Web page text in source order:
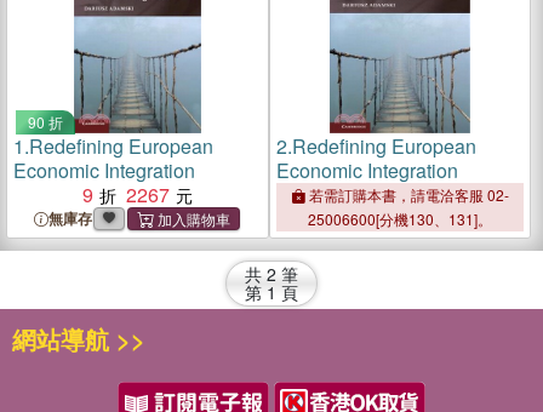
90 折
1.Redefining European
Economic Integration
9
2267
無庫存
2.Redefining European
Economic Integration
若需訂購本書，請電洽客服 02-
25006600[分機130、131]。
共 2 筆
第 1 頁
網站導航 >>